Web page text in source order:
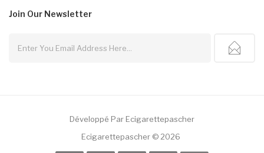
Join Our Newsletter
Développé Par Ecigarettepascher
Ecigarettepascher © 2026